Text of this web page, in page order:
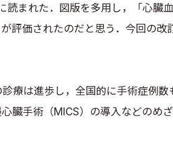
まれた．図版を多用し，「心臓
評価されたのだと思う．今回の
療は進歩し，全国的に手術症例
臓手術（MICS）の導入などのめ